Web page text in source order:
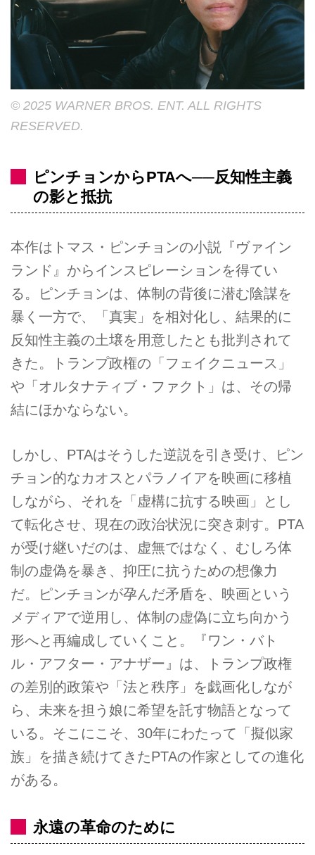
© 2025 WARNER BROS. ENT. ALL RIGHTS
RESERVED.
ピンチョンからPTAへ──反知性主義
の影と抵抗
本作はトマス・ピンチョンの小説『ヴァイン
ランド』からインスピレーションを得てい
る。ピンチョンは、体制の背後に潜む陰謀を
暴く一方で、「真実」を相対化し、結果的に
反知性主義の土壌を用意したとも批判されて
きた。トランプ政権の「フェイクニュース」
や「オルタナティブ・ファクト」は、その帰
結にほかならない。
しかし、PTAはそうした逆説を引き受け、ピン
チョン的なカオスとパラノイアを映画に移植
しながら、それを「虚構に抗する映画」とし
て転化させ、現在の政治状況に突き刺す。PTA
が受け継いだのは、虚無ではなく、むしろ体
制の虚偽を暴き、抑圧に抗うための想像力
だ。ピンチョンが孕んだ矛盾を、映画という
メディアで逆用し、体制の虚偽に立ち向かう
形へと再編成していくこと。『ワン・バト
ル・アフター・アナザー』は、トランプ政権
の差別的政策や「法と秩序」を戯画化しなが
ら、未来を担う娘に希望を託す物語となって
いる。そこにこそ、30年にわたって「擬似家
族」を描き続けてきたPTAの作家としての進化
がある。
永遠の革命のために